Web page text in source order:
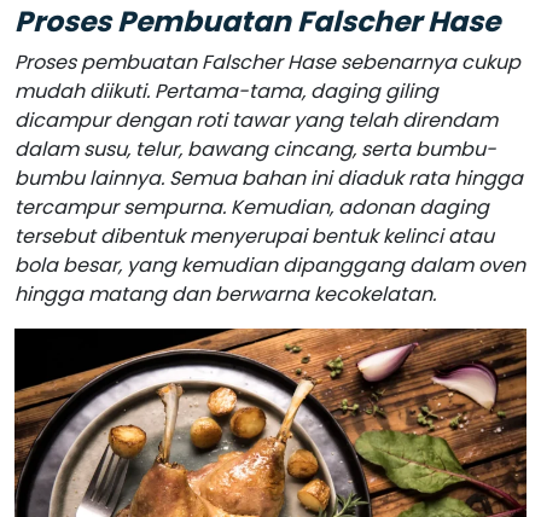
Proses Pembuatan Falscher Hase
Proses pembuatan Falscher Hase sebenarnya cukup
mudah diikuti. Pertama-tama, daging giling
dicampur dengan roti tawar yang telah direndam
dalam susu, telur, bawang cincang, serta bumbu-
bumbu lainnya. Semua bahan ini diaduk rata hingga
tercampur sempurna. Kemudian, adonan daging
tersebut dibentuk menyerupai bentuk kelinci atau
bola besar, yang kemudian dipanggang dalam oven
hingga matang dan berwarna kecokelatan.